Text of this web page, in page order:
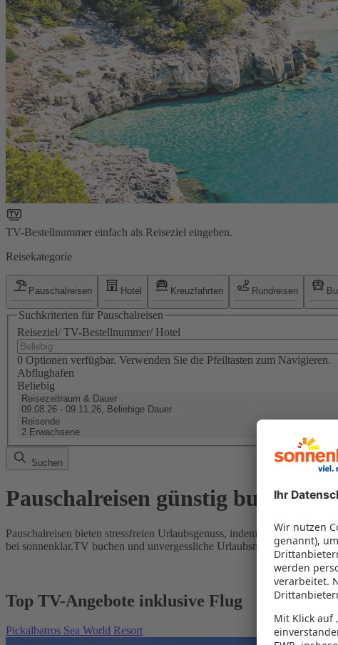
TV-Bestellnummer einfach als Reiseziel eingeben.
Reisekategorie
Pauschalreisen Hotel Kreuzfahrten Rundreisen
Suchkriterien für Pauschalreisen
Reiseziel/ TV-Bestellnummer/ Hotel
0 Optionen verfügbar. Verwenden Sie die Pfeiltasten zum Navigieren.
Abflughafen
Beliebig
Reisezeitraum & Dauer
09.08.26 - 09.11.26, Beliebige Dauer
Reisende
2 Erwachsene
Suchen
Pauschalreisen günstig buchen
Pauschalreisen bieten stressfreien Urlaubsgenuss, indem Flug und
bei sonnenklar.TV buchen und unvergessliche Urlaubsmomente erleben!
Top TV-Angebote inklusive Flug
Pickalbatros Sea World Resort